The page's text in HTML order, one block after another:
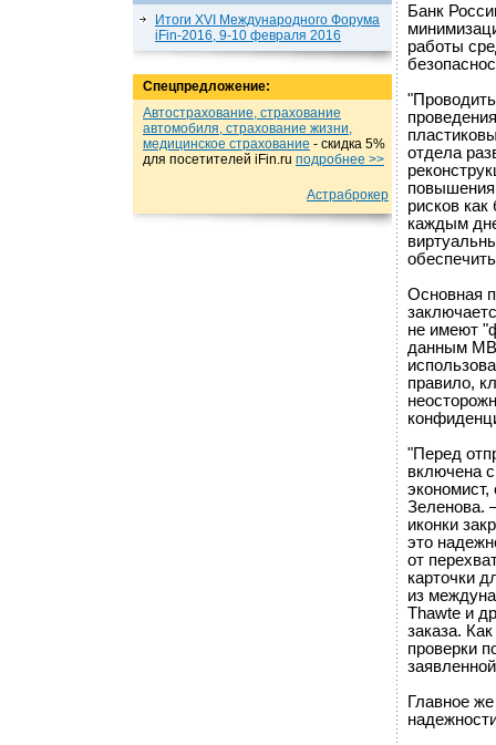
Итоги XVI Международного Форума
iFin-2016, 9-10 февраля 2016
Спецпредложение:
Автострахование, страхование
автомобиля, страхование жизни,
медицинское страхование - cкидка 5%
для посетителей iFin.ru подробнеe >>
Астраброкер
Банк
работы
отдела
повышения
рисков
каждым
Основная
не имеют
данным
правило,
"Перед
включена
Зеленова.
иконки
это
от
карточки
из
Thawte и
заказа.
проверки
Главное